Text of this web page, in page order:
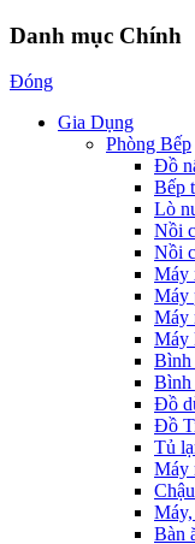
Danh mục Chính
Đóng
Gia Dụng
Phòng Bếp
Đồ
Bếp
Lò
Nồi
Nồi
Máy
Máy
Máy
Máy
Bình
Bình
Đồ
Đồ
Tủ
Máy
Bàn